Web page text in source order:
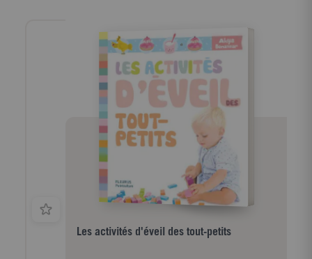
Les activités d'éveil des tout-petits